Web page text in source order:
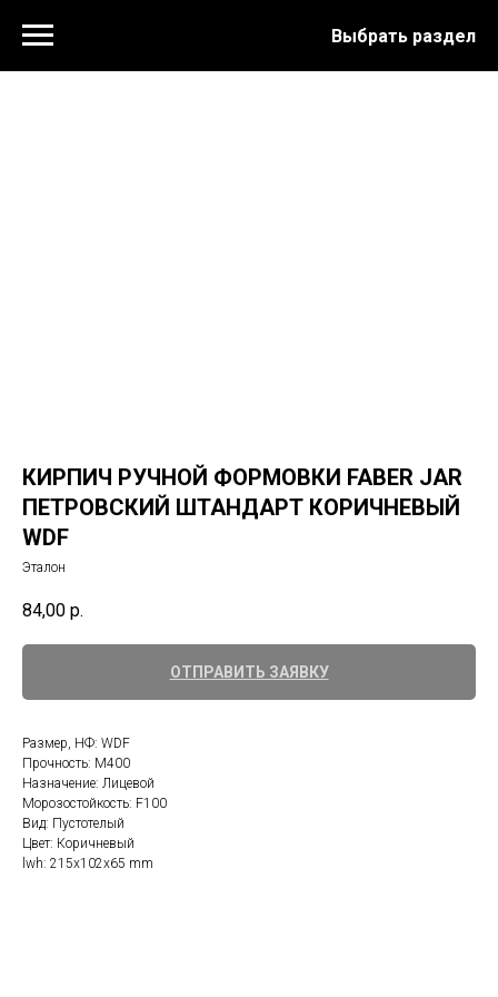
Выбрать раздел
КИРПИЧ РУЧНОЙ ФОРМОВКИ FABER JAR
ПЕТРОВСКИЙ ШТАНДАРТ КОРИЧНЕВЫЙ
WDF
Эталон
84,00 р.
ОТПРАВИТЬ ЗАЯВКУ
Размер, НФ: WDF
Прочность: М400
Назначение: Лицевой
Морозостойкость: F100
Вид: Пустотелый
Цвет: Коричневый
lwh: 215x102x65 mm